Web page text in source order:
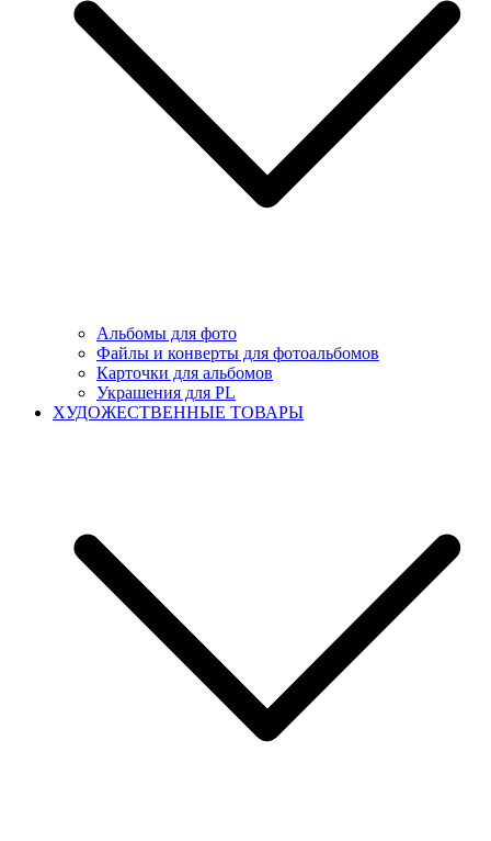
Альбомы для фото
Файлы и конверты для фотоальбомов
Карточки для альбомов
Украшения для PL
ХУДОЖЕСТВЕННЫЕ ТОВАРЫ